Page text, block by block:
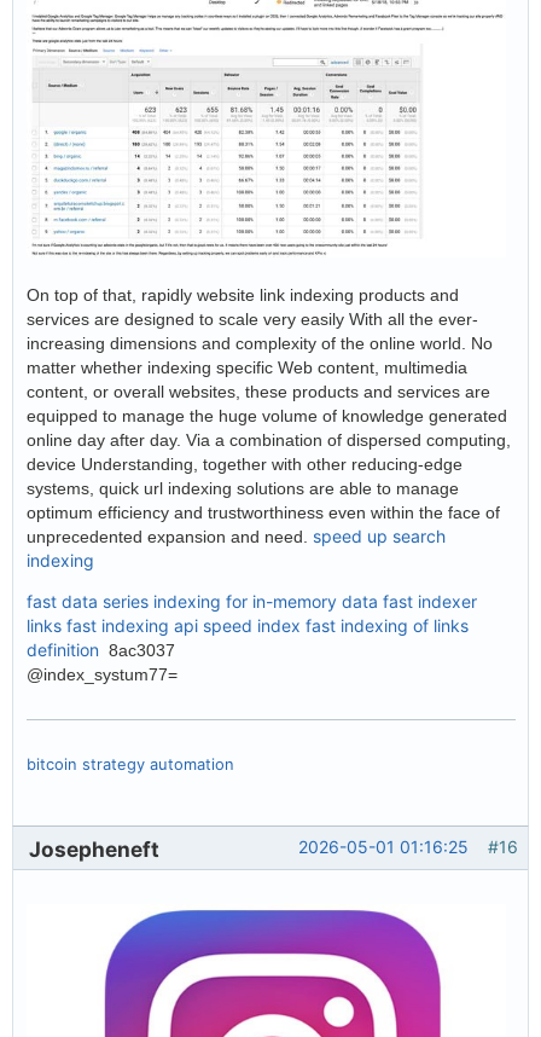
On top of that, rapidly website link indexing products and
services are designed to scale very easily With all the ever-
increasing dimensions and complexity of the online world. No
matter whether indexing specific Web content, multimedia
content, or overall websites, these products and services are
equipped to manage the huge volume of knowledge generated
online day after day. Via a combination of dispersed computing,
device Understanding, together with other reducing-edge
systems, quick url indexing solutions are able to manage
optimum efficiency and trustworthiness even within the face of
unprecedented expansion and need. speed up search
indexing
fast data series indexing for in-memory data fast indexer
links fast indexing api speed index fast indexing of links
definition 8ac3037
@index_systum77=
bitcoin strategy automation
#16
2026-05-01 01:16:25
Josepheneft